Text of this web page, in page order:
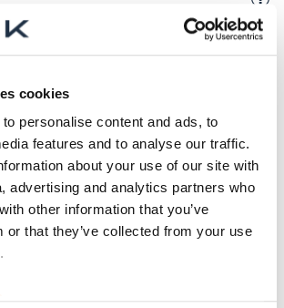
cookies
personalise content and ads, to
features and to analyse our traffic.
about your use of our site with
advertising and analytics partners who
other information that you’ve
or that they’ve collected from your use
Produkt anfragen
dass weitere Informationen, Preise
zum Kauf nur angemeldeten
sind.